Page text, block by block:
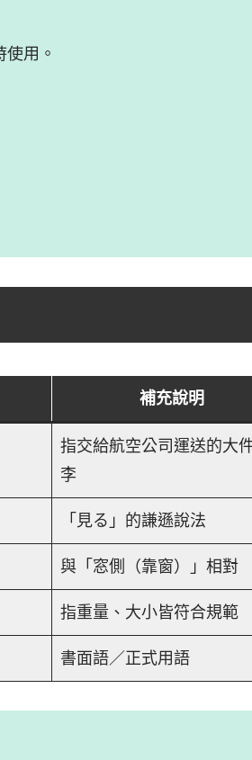
用。
補充說明
指交給航空公司運送的大
李
「見る」的謙遜說法
與「窓側（靠窗）」相對
指重量、大小皆符合規範
書面語／正式用語